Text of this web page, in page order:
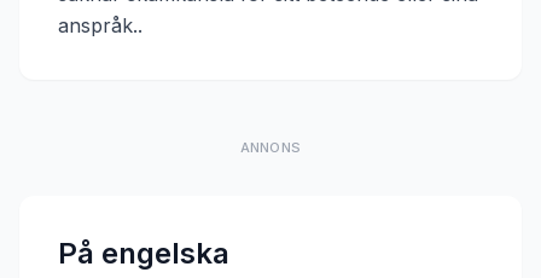
anspråk..
ANNONS
På engelska